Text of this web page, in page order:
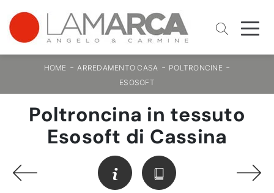
HOME -ARREDAMENTO CASA - POLTRONCINE -
ESOSOFT
Poltroncina in tessuto
Esosoft di Cassina